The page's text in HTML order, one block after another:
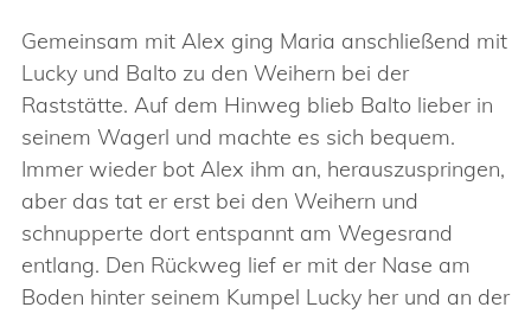
Gemeinsam mit Alex ging Maria anschließend mit
Lucky und Balto zu den Weihern bei der
Raststätte. Auf dem Hinweg blieb Balto lieber in
seinem Wagerl und machte es sich bequem.
Immer wieder bot Alex ihm an, herauszuspringen,
aber das tat er erst bei den Weihern und
schnupperte dort entspannt am Wegesrand
entlang. Den Rückweg lief er mit der Nase am
Boden hinter seinem Kumpel Lucky her und an der